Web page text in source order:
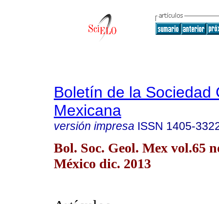
Boletín de la Sociedad
Mexicana
versión impresa ISSN 1405-
Bol. Soc. Geol. Mex vol.65
México dic. 2013